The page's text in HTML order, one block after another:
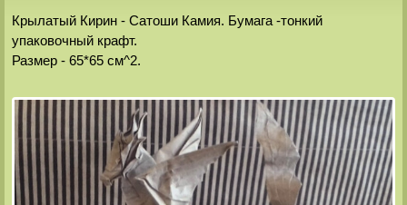
Крылатый Кирин - Сатоши Камия. Бумага -тонкий
упаковочный крафт.
Размер - 65*65 см^2.